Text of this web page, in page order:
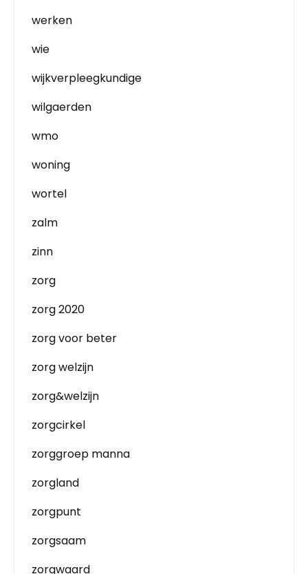
werken
wie
wijkverpleegkundige
wilgaerden
wmo
woning
wortel
zalm
zinn
zorg
zorg 2020
zorg voor beter
zorg welzijn
zorg&welzijn
zorgcirkel
zorggroep manna
zorgland
zorgpunt
zorgsaam
zorgwaard